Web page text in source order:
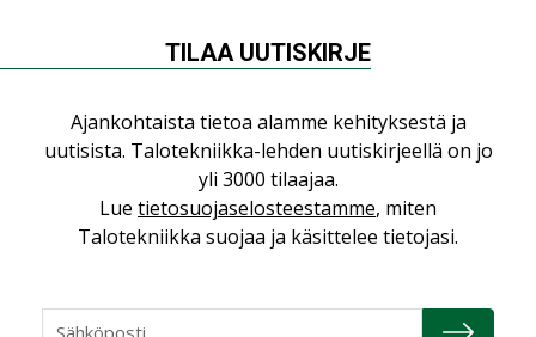
NÄKÖKULMIA
käyttöön kiinteistöissä
TILAA UUTISKIRJE
Ajankohtaista tietoa alamme kehityksestä ja
uutisista. Talotekniikka-lehden uutiskirjeellä on jo
yli 3000 tilaajaa.
Lue tietosuojaselosteestamme, miten
Talotekniikka suojaa ja käsittelee tietojasi.